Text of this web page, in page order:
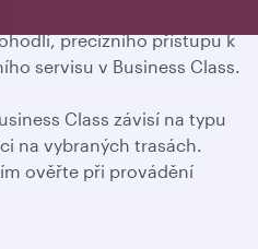
precizního přístupu k
servisu v Business Class.
Class závisí na typu
na vybraných trasách.
ověřte při provádění